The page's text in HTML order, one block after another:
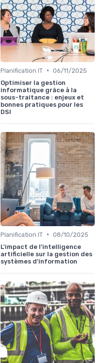
Planification IT • 06/11/2025
Optimiser la gestion
informatique grâce à la
sous-traitance : enjeux et
bonnes pratiques pour les
DSI
Planification IT • 08/10/2025
L'impact de l'intelligence
artificielle sur la gestion des
systèmes d'information